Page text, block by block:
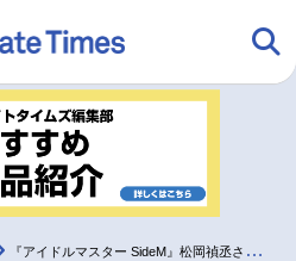
アニメ
『アイドルマスター SideM』松岡禎丞さん「本当にここまでこれて良かった」と涙